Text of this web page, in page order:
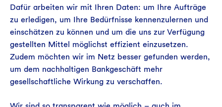
Dafür arbeiten wir mit Ihren Daten: um Ihre Aufträge
zu erledigen, um Ihre Bedürfnisse kennenzulernen und
einschätzen zu können und um die uns zur Verfügung
gestellten Mittel möglichst effizient einzusetzen.
Zudem möchten wir im Netz besser gefunden werden,
um dem nachhaltigen Bankgeschäft mehr
gesellschaftliche Wirkung zu verschaffen.